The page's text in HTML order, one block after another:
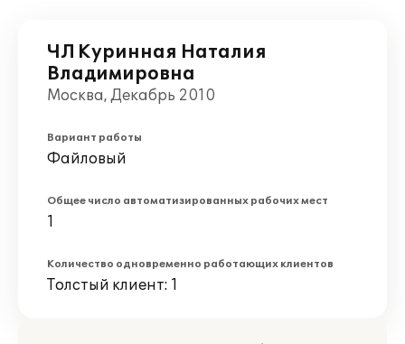
ЧЛ Куринная Наталия
Владимировна
Москва, Декабрь 2010
Вариант работы
Файловый
Общее число автоматизированных рабочих мест
1
Количество одновременно работающих клиентов
Толстый клиент: 1